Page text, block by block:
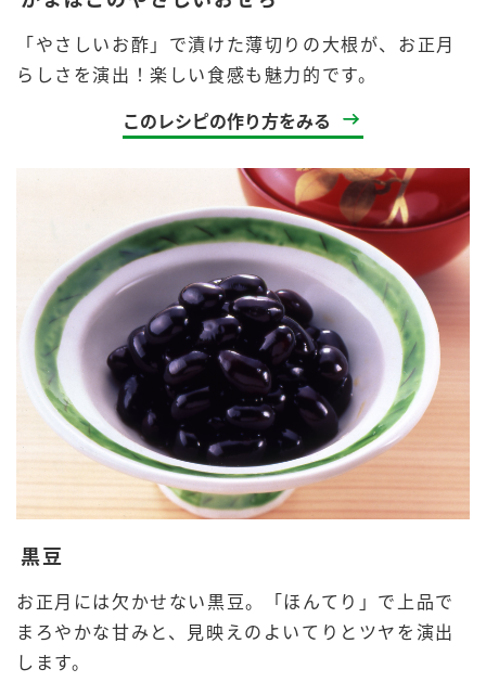
「やさしいお酢」で漬けた薄切りの大根が、お正月
らしさを演出！楽しい食感も魅力的です。
このレシピの作り方をみる
黒豆
お正月には欠かせない黒豆。「ほんてり」で上品で
まろやかな甘みと、見映えのよいてりとツヤを演出
します。